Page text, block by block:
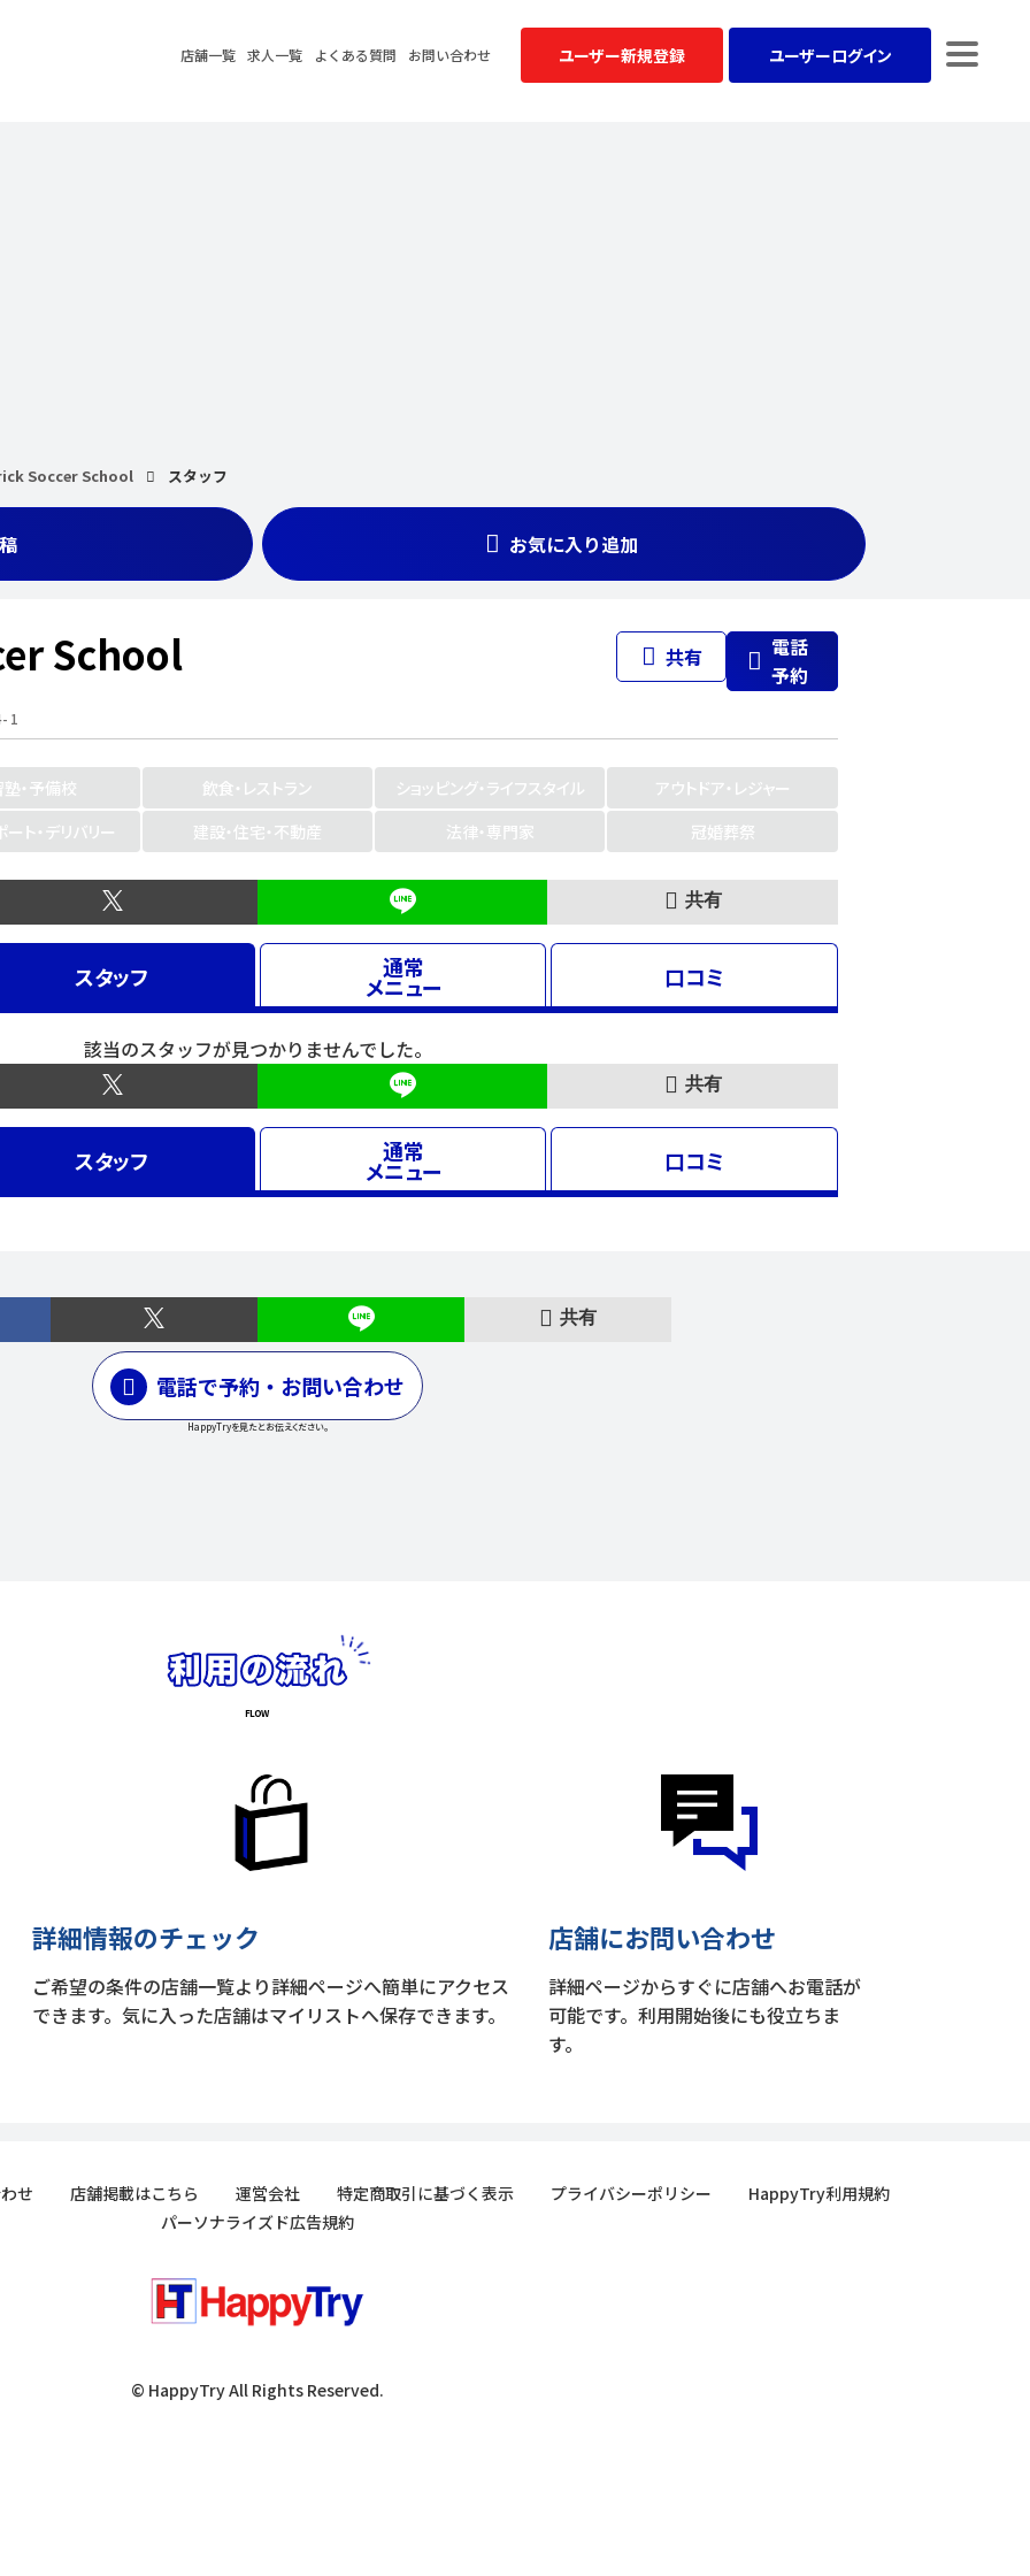
店舗一覧 求人一覧 よくある質問 お問い合わせ ユーザー新規登録 ユーザーログイン
Soccer School スタッフ
お気に入り追加
School 共有
電話
予約
1
・予備校 飲食・レストラン ショッピング・ライフスタイル
アウトドア・レジャー
ト・デリバリー
建設・住宅・不動産 法律・専門家 冠婚葬祭
共有
スタッフ 通常
メニュー 口コミ
該当のスタッフが見つかりませんでした。
共有
スタッフ 通常
メニュー 口コミ
共有
電話で予約・お問い合わせ
HappyTryを見たとお伝えください。
詳細情報のチェック
ご希望の条件の店舗一覧より詳細ページへ簡単にアクセス
できます。気に入った店舗はマイリストへ保存できます。
店舗にお問い合わせ
詳細ページからすぐに店舗へお電話が
可能です。利用開始後にも役立ちま
す。
せ 店舗掲載はこちら 運営会社 特定商取引に基づく表示 プライバシーポリシー
HappyTry利用規約
パーソナライズド広告規約
© HappyTry All Rights Reserved.